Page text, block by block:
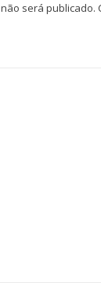
será publicado.